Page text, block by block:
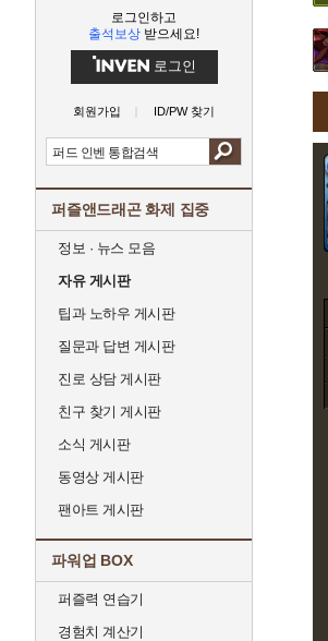
로그인하고
출석보상 받으세요!
로그인
회원가입 ID/PW 찾기
퍼즐앤드래곤 화제 집중
정보 · 뉴스 모음
자유 게시판
팁과 노하우 게시판
질문과 답변 게시판
진로 상담 게시판
친구 찾기 게시판
소식 게시판
동영상 게시판
팬아트 게시판
파워업 BOX
퍼즐력 연습기
경험치 계산기